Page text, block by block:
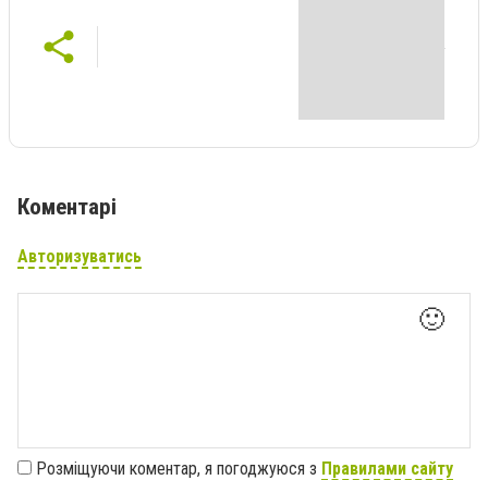
Коментарі
Авторизуватись
🙂
Розміщуючи коментар, я погоджуюся з Правилами сайту